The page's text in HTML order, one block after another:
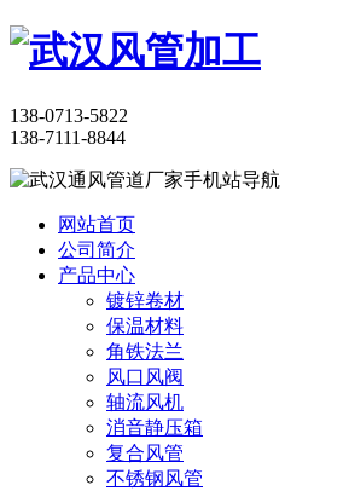
138-0713-5822
138-7111-8844
网站首页
公司简介
产品中心
镀锌卷材
保温材料
角铁法兰
风口风阀
轴流风机
消音静压箱
复合风管
不锈钢风管